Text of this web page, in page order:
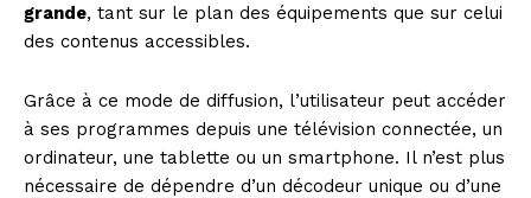
grande, tant sur le plan des équipements que sur celui
des contenus accessibles.
Grâce à ce mode de diffusion, l’utilisateur peut accéder
à ses programmes depuis une télévision connectée, un
ordinateur, une tablette ou un smartphone. Il n’est plus
nécessaire de dépendre d’un décodeur unique ou d’une